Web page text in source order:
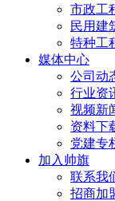
市政工
民用建
特种工
媒体中心
公司动
行业资
视频新
资料下
党建专
加入帅旗
联系我
招商加